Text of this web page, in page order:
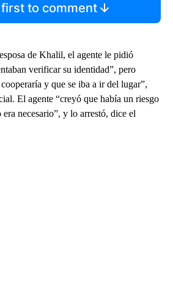
to comment
de Khalil, el agente le pidió
verificar su identidad”, pero
y que se iba a ir del lugar”,
El agente “creyó que había un riesgo
necesario”, y lo arrestó, dice el